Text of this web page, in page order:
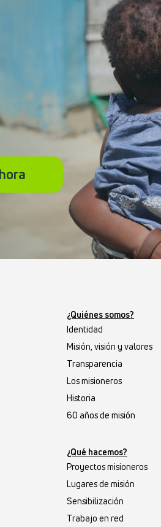
¿Quiénes somos?
Identidad
Misión, visión y valores
Transparencia
Los misioneros
Historia
60 años de misión
¿Qué hacemos?
Proyectos misioneros
Lugares de misión
Sensibilización
Trabajo en red